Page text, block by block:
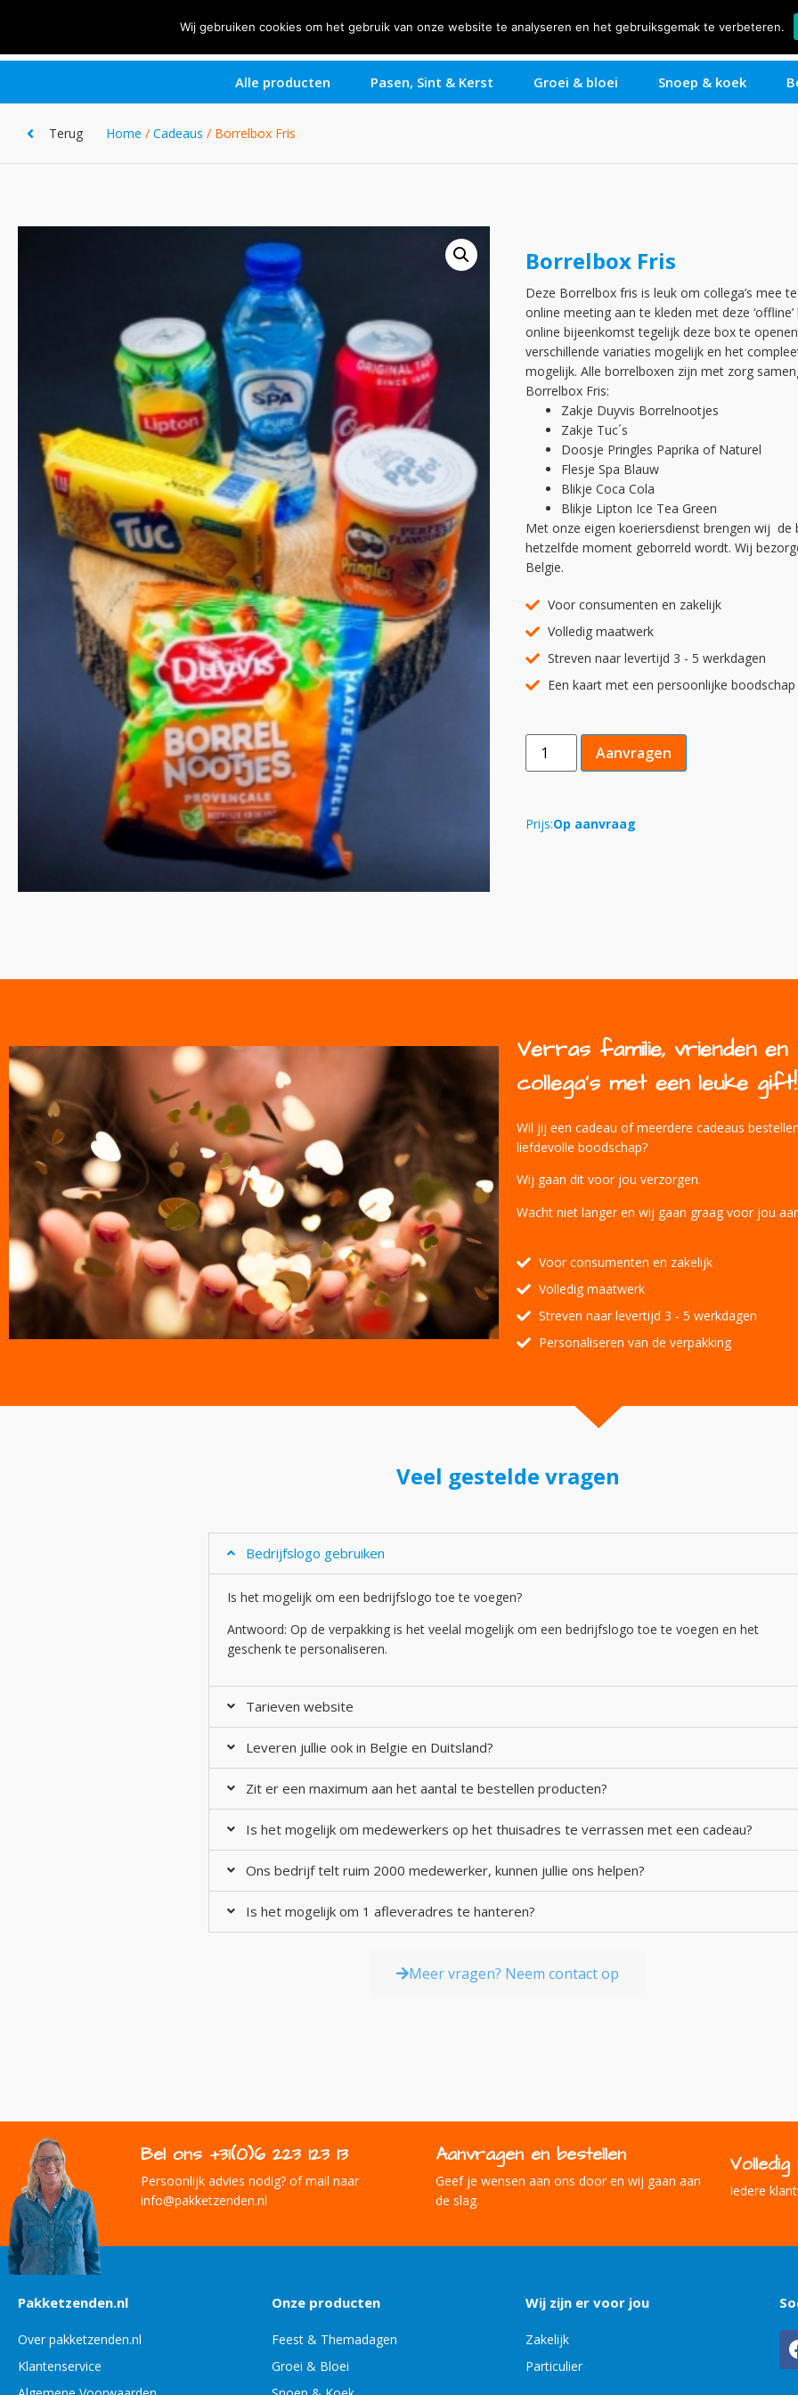
Zeg het met..... Over ons Offerte aanvragen Particulier Zakelijk
Alle producten Pasen, Sint & Kerst Groei & bloei Snoep & koek
Terug Home /Cadeaus / Borrelbox Fris
Borrelbox Fris
Deze Borrelbox fris is leuk om collega’s mee
online meeting aan te kleden met deze
online bijeenkomst tegelijk deze box te
verschillende variaties mogelijk en het
mogelijk. Alle borrelboxen zijn met zorg
Borrelbox Fris:
Zakje Duyvis Borrelnootjes
Zakje Tuc´s
Doosje Pringles Paprika of Naturel
Flesje Spa Blauw
Blikje Coca Cola
Blikje Lipton Ice Tea Green
Met onze eigen koeriersdienst brengen wij de
hetzelfde moment geborreld wordt. Wij
Belgie.
Voor consumenten en zakelijk
Volledig maatwerk
Streven naar levertijd 3 - 5 werkdagen
Een kaart met een persoonlijke
Aanvragen
Prijs:Op aanvraag
Verras familie, vrienden en
collega's met een leuke gift!
Wil jij een cadeau of meerdere cadeaus
liefdevolle boodschap?
Wij gaan dit voor jou verzorgen.
Wacht niet langer en wij gaan graag voor jou
Voor consumenten en zakelijk
Volledig maatwerk
Streven naar levertijd 3 - 5 werkdagen
Personaliseren van de verpakking
Veel gestelde vragen
Bedrijfslogo gebruiken
Is het mogelijk om een bedrijfslogo toe te voegen?
Antwoord: Op de verpakking is het veelal mogelijk om een bedrijfslogo toe te voegen en het
geschenk te personaliseren.
Tarieven website
Leveren jullie ook in Belgie en Duitsland?
Zit er een maximum aan het aantal te bestellen producten?
Is het mogelijk om medewerkers op het thuisadres te verrassen met een cadeau?
Ons bedrijf telt ruim 2000 medewerker, kunnen jullie ons helpen?
Is het mogelijk om 1 afleveradres te hanteren?
Meer vragen? Neem contact op
Bel ons +31(0)6 223 123 13
Persoonlijk advies nodig? of mail naar
info@pakketzenden.nl
Aanvragen en bestellen
Geef je wensen aan ons door en wij gaan aan
de slag.
Iedere
Pakketzenden.nl
Over pakketzenden.nl
Klantenservice
Onze producten
Feest & Themadagen
Groei & Bloei
Wij zijn er voor jou
Zakelijk
Particulier
Wij gebruiken cookies om het gebruik van onze website te analyseren en het gebruiksgemak te verbeteren.